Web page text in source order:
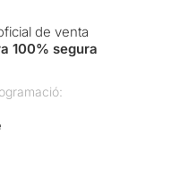
de venta
100% segura